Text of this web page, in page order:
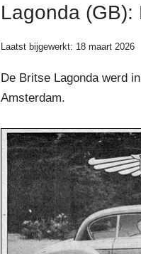
Lagonda (GB):
Laatst bijgewerkt: 18 maart 2026
De Britse Lagonda werd
Amsterdam.